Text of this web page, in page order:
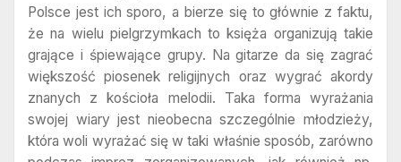
Polsce jest ich sporo, a bierze się to głównie z faktu,
że na wielu pielgrzymkach to księża organizują takie
grające i śpiewające grupy. Na gitarze da się zagrać
większość piosenek religijnych oraz wygrać akordy
znanych z kościoła melodii. Taka forma wyrażania
swojej wiary jest nieobecna szczególnie młodzieży,
która woli wyrażać się w taki właśnie sposób, zarówno